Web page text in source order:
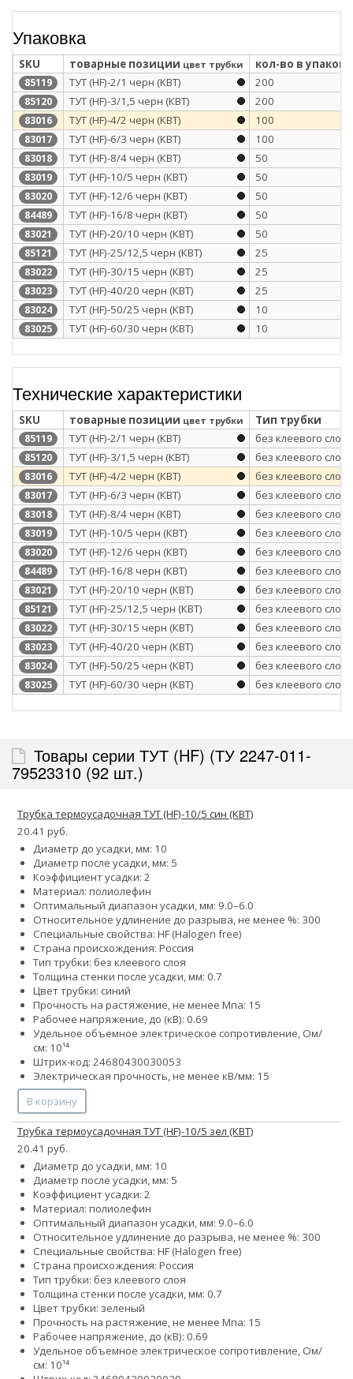
Упаковка
SKU товарные позиции цвет трубки кол-во в
85119 ТУТ (HF)-2/1 черн (КВТ) 200
85120 ТУТ (HF)-3/1,5 черн (КВТ) 200
83016 ТУТ (HF)-4/2 черн (КВТ) 100
83017 ТУТ (HF)-6/3 черн (КВТ) 100
83018 ТУТ (HF)-8/4 черн (КВТ) 50
83019 ТУТ (HF)-10/5 черн (КВТ) 50
83020 ТУТ (HF)-12/6 черн (КВТ) 50
84489 ТУТ (HF)-16/8 черн (КВТ) 50
83021 ТУТ (HF)-20/10 черн (КВТ) 50
85121 ТУТ (HF)-25/12,5 черн (КВТ) 25
83022 ТУТ (HF)-30/15 черн (КВТ) 25
83023 ТУТ (HF)-40/20 черн (КВТ) 25
83024 ТУТ (HF)-50/25 черн (КВТ) 10
83025 ТУТ (HF)-60/30 черн (КВТ) 10
Технические характеристики
SKU товарные позиции цвет трубки Тип трубки
85119 ТУТ (HF)-2/1 черн (КВТ) без клеевого слоя
85120 ТУТ (HF)-3/1,5 черн (КВТ) без клеевого слоя
83016 ТУТ (HF)-4/2 черн (КВТ) без клеевого слоя
83017 ТУТ (HF)-6/3 черн (КВТ) без клеевого слоя
83018 ТУТ (HF)-8/4 черн (КВТ) без клеевого слоя
83019 ТУТ (HF)-10/5 черн (КВТ) без клеевого слоя
83020 ТУТ (HF)-12/6 черн (КВТ) без клеевого слоя
84489 ТУТ (HF)-16/8 черн (КВТ) без клеевого слоя
83021 ТУТ (HF)-20/10 черн (КВТ) без клеевого слоя
85121 ТУТ (HF)-25/12,5 черн (КВТ) без клеевого слоя
83022 ТУТ (HF)-30/15 черн (КВТ) без клеевого слоя
83023 ТУТ (HF)-40/20 черн (КВТ) без клеевого слоя
83024 ТУТ (HF)-50/25 черн (КВТ) без клеевого слоя
83025 ТУТ (HF)-60/30 черн (КВТ) без клеевого слоя
Товары серии ТУТ (HF) (ТУ 2247-011-
79523310 (92 шт.)
Трубка термоусадочная ТУТ (HF)-10/5 син (КВТ)
20.41 руб.
Диаметр до усадки, мм: 10
Диаметр после усадки, мм: 5
Коэффициент усадки: 2
Материал: полиолефин
Оптимальный диапазон усадки, мм: 9.0–6.0
Относительное удлинение до разрыва, не менее %: 300
Специальные свойства: HF (Halogen free)
Страна происхождения: Россия
Тип трубки: без клеевого слоя
Толщина стенки после усадки, мм: 0.7
Цвет трубки: синий
Прочность на растяжение, не менее Мпа: 15
Рабочее напряжение, до (кВ): 0.69
Удельное объемное электрическое сопротивление, Ом/
см: 10¹⁴
Штрих-код: 24680430030053
Электрическая прочность, не менее кВ/мм: 15
В корзину
Трубка термоусадочная ТУТ (HF)-10/5 зел (КВТ)
20.41 руб.
Диаметр до усадки, мм: 10
Диаметр после усадки, мм: 5
Коэффициент усадки: 2
Материал: полиолефин
Оптимальный диапазон усадки, мм: 9.0–6.0
Относительное удлинение до разрыва, не менее %: 300
Специальные свойства: HF (Halogen free)
Страна происхождения: Россия
Тип трубки: без клеевого слоя
Толщина стенки после усадки, мм: 0.7
Цвет трубки: зеленый
Прочность на растяжение, не менее Мпа: 15
Рабочее напряжение, до (кВ): 0.69
Удельное объемное электрическое сопротивление, Ом/
см: 10¹⁴